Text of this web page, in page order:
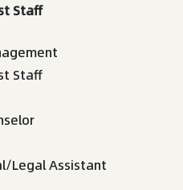
Staff
Staff
Legal Assistant